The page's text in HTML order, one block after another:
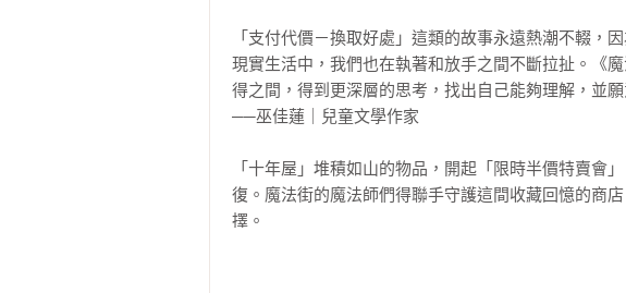
【樂讀456】系列介紹
【樂讀456系列】是第一套帶領孩子衝破「閱讀之壁」
閱讀的路上一步步穩扎穩打，打通閱讀關節。
度，能提供孩子豐富、愉快的閱讀經驗，同時顧及中
「拉近自己與文字的距離」，進階到「自書中探求對
到認同感。
故事選材從幽默趣味童話、偵探冒險故事，或是小大
這個瀟灑的年輕人有一頭柔軟的栗色頭髮，戴著銀框
繫著顏色漂亮的領巾（今天繫的是草莓色）。
凝聚了難以計算的歲月。如果要用言語形容，感覺就
移。
這麼厲害的十年屋，也有幾個讓他束手無策的對象。
「支付代價－換取好處」這類的故事永遠熱潮不輟，
現實生活中，我們也在執著和放手之間不斷拉扯。《
得之間，得到更深層的思考，找出自己能夠理解，並願
──巫佳蓮｜兒童文學作家
「十年屋」堆積如山的物品，開起「限時半價特賣會
復。魔法街的魔法師們得聯手守護這間收藏回憶的商
擇。